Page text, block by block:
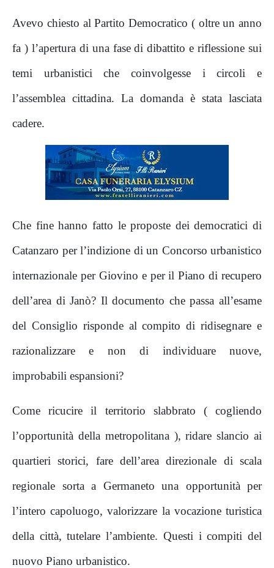
Avevo chiesto al Partito Democratico ( oltre un anno
fa ) l’apertura di una fase di dibattito e riflessione sui
temi urbanistici che coinvolgesse i circoli e
l’assemblea cittadina. La domanda è stata lasciata
cadere.
Che fine hanno fatto le proposte dei democratici di
Catanzaro per l’indizione di un Concorso urbanistico
internazionale per Giovino e per il Piano di recupero
dell’area di Janò? Il documento che passa all’esame
del Consiglio risponde al compito di ridisegnare e
razionalizzare e non di individuare nuove,
improbabili espansioni?
Come ricucire il territorio slabbrato ( cogliendo
l’opportunità della metropolitana ), ridare slancio ai
quartieri storici, fare dell’area direzionale di scala
regionale sorta a Germaneto una opportunità per
l’intero capoluogo, valorizzare la vocazione turistica
della città, tutelare l’ambiente. Questi i compiti del
nuovo Piano urbanistico.